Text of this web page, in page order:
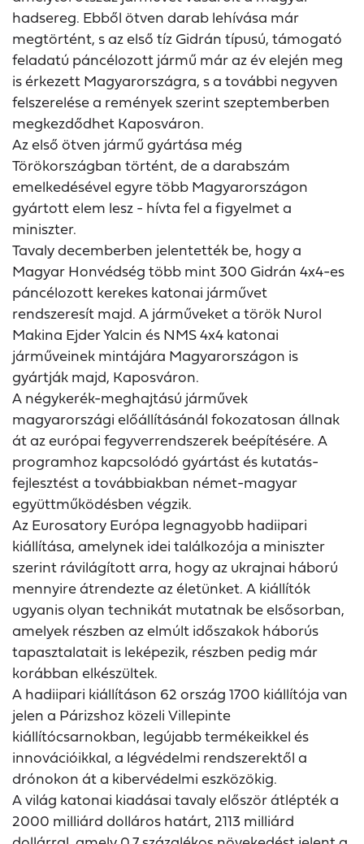
hadsereg. Ebből ötven darab lehívása már
megtörtént, s az első tíz Gidrán típusú, támogató
feladatú páncélozott jármű már az év elején meg
is érkezett Magyarországra, s a további negyven
felszerelése a remények szerint szeptemberben
megkezdődhet Kaposváron.
Az első ötven jármű gyártása még
Törökországban történt, de a darabszám
emelkedésével egyre több Magyarországon
gyártott elem lesz - hívta fel a figyelmet a
miniszter.
Tavaly decemberben jelentették be, hogy a
Magyar Honvédség több mint 300 Gidrán 4x4-es
páncélozott kerekes katonai járművet
rendszeresít majd. A járműveket a török Nurol
Makina Ejder Yalcin és NMS 4x4 katonai
járműveinek mintájára Magyarországon is
gyártják majd, Kaposváron.
A négykerék-meghajtású járművek
magyarországi előállításánál fokozatosan állnak
át az európai fegyverrendszerek beépítésére. A
programhoz kapcsolódó gyártást és kutatás-
fejlesztést a továbbiakban német-magyar
együttműködésben végzik.
Az Eurosatory Európa legnagyobb hadiipari
kiállítása, amelynek idei találkozója a miniszter
szerint rávilágított arra, hogy az ukrajnai háború
mennyire átrendezte az életünket. A kiállítók
ugyanis olyan technikát mutatnak be elsősorban,
amelyek részben az elmúlt időszakok háborús
tapasztalatait is leképezik, részben pedig már
korábban elkészültek.
A hadiipari kiállításon 62 ország 1700 kiállítója van
jelen a Párizshoz közeli Villepinte
kiállítócsarnokban, legújabb termékeikkel és
innovációikkal, a légvédelmi rendszerektől a
drónokon át a kibervédelmi eszközökig.
A világ katonai kiadásai tavaly először átlépték a
2000 milliárd dolláros határt, 2113 milliárd